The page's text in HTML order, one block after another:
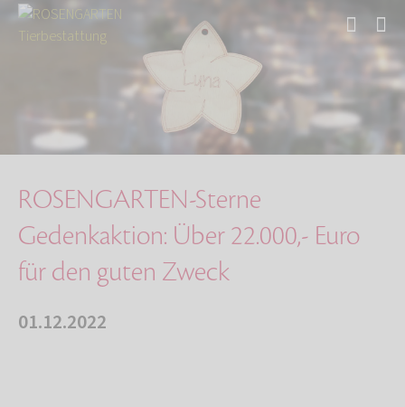
Aktuelles
ROSENGARTEN-Sterne Gedenkaktion: Über 22.000,…
ROSENGARTEN-Sterne
Gedenkaktion: Über 22.000,- Euro
für den guten Zweck
01.12.2022